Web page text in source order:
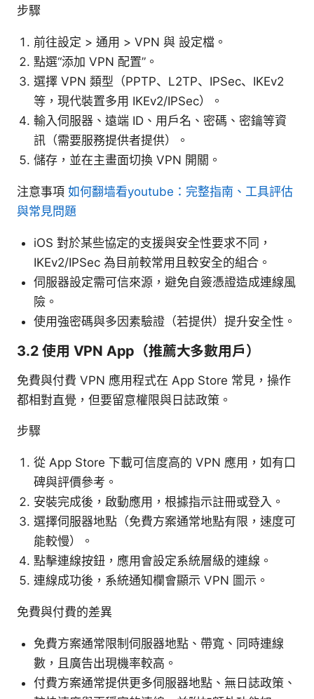
步驟
前往設定 > 通用 > VPN 與 設定檔。
點選“添加 VPN 配置”。
選擇 VPN 類型（PPTP、L2TP、IPSec、IKEv2
等，現代裝置多用 IKEv2/IPSec）。
輸入伺服器、遠端 ID、用戶名、密碼、密鑰等資
訊（需要服務提供者提供）。
儲存，並在主畫面切換 VPN 開關。
注意事項 如何翻墙看youtube：完整指南、工具評估
與常見問題
iOS 對於某些協定的支援與安全性要求不同，
IKEv2/IPSec 為目前較常用且較安全的組合。
伺服器設定需可信來源，避免自簽憑證造成連線風
險。
使用強密碼與多因素驗證（若提供）提升安全性。
3.2 使用 VPN App（推薦大多數用戶）
免費與付費 VPN 應用程式在 App Store 常見，操作
都相對直覺，但要留意權限與日誌政策。
步驟
從 App Store 下載可信度高的 VPN 應用，如有口
碑與評價參考。
安裝完成後，啟動應用，根據指示註冊或登入。
選擇伺服器地點（免費方案通常地點有限，速度可
能較慢）。
點擊連線按鈕，應用會設定系統層級的連線。
連線成功後，系統通知欄會顯示 VPN 圖示。
免費與付費的差異
免費方案通常限制伺服器地點、帶寬、同時連線
數，且廣告出現機率較高。
付費方案通常提供更多伺服器地點、無日誌政策、